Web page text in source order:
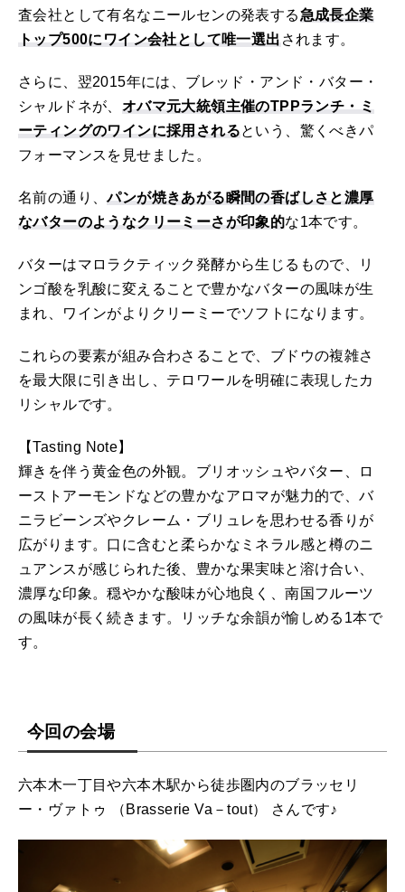
査会社として有名なニールセンの発表する急成長企業
トップ500にワイン会社として唯一選出されます。
さらに、翌2015年には、ブレッド・アンド・バター・
シャルドネが、 オバマ元大統領主催のTPPランチ・ミ
ーティングのワインに採用されるという、驚くべきパ
フォーマンスを見せました。
名前の通り、パンが焼きあがる瞬間の香ばしさと濃厚
なバターのようなクリーミーさが印象的な1本です。
バターはマロラクティック発酵から生じるもので、リ
ンゴ酸を乳酸に変えることで豊かなバターの風味が生
まれ、ワインがよりクリーミーでソフトになります。
これらの要素が組み合わさることで、ブドウの複雑さ
を最大限に引き出し、テロワールを明確に表現したカ
リシャルです。
【Tasting Note】
輝きを伴う黄金色の外観。ブリオッシュやバター、ロ
ーストアーモンドなどの豊かなアロマが魅力的で、バ
ニラビーンズやクレーム・ブリュレを思わせる香りが
広がります。口に含むと柔らかなミネラル感と樽のニ
ュアンスが感じられた後、豊かな果実味と溶け合い、
濃厚な印象。穏やかな酸味が心地良く、南国フルーツ
の風味が長く続きます。リッチな余韻が愉しめる1本で
す。
今回の会場
六本木一丁目や六本木駅から徒歩圏内のブラッセリ
ー・ヴァトゥ （Brasserie Va－tout） さんです♪